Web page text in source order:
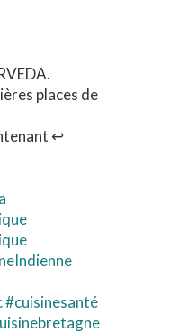
places de
↩️
#cuisinesanté